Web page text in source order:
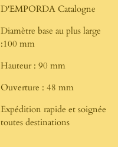
D'EMPORDA Catalogne
Diamètre base au plus large
:100 mm
Hauteur : 90 mm
Ouverture : 48 mm
Expédition rapide et soignée
toutes destinations